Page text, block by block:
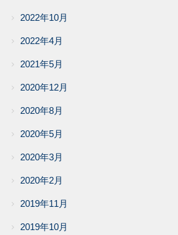
2022年10月
2022年4月
2021年5月
2020年12月
2020年8月
2020年5月
2020年3月
2020年2月
2019年11月
2019年10月